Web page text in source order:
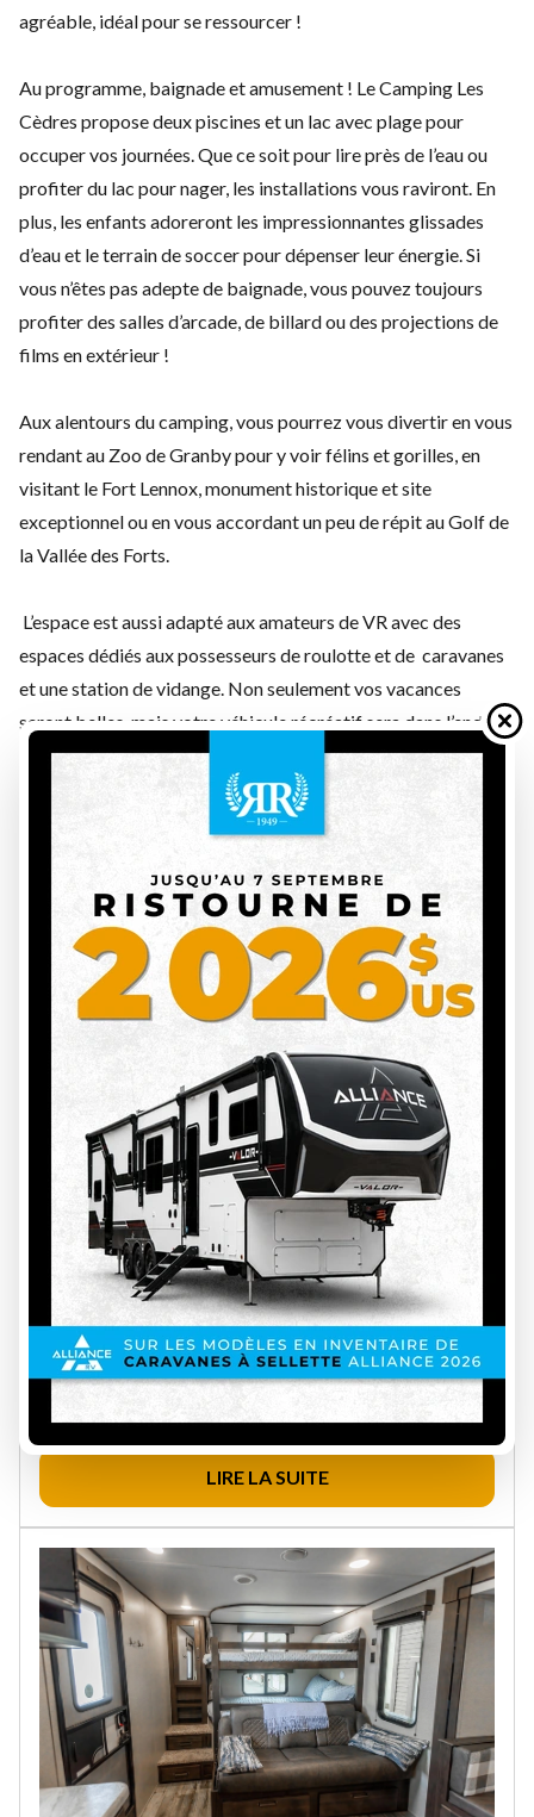
agréable, idéal pour se ressourcer !
Au programme, baignade et amusement ! Le Camping Les
Cèdres propose deux piscines et un lac avec plage pour
occuper vos journées. Que ce soit pour lire près de l’eau ou
profiter du lac pour nager, les installations vous raviront. En
plus, les enfants adoreront les impressionnantes glissades
d’eau et le terrain de soccer pour dépenser leur énergie. Si
vous n’êtes pas adepte de baignade, vous pouvez toujours
profiter des salles d’arcade, de billard ou des projections de
films en extérieur !
Aux alentours du camping, vous pourrez vous divertir en vous
rendant au Zoo de Granby pour y voir félins et gorilles, en
visitant le Fort Lennox, monument historique et site
exceptionnel ou en vous accordant un peu de répit au Golf de
la Vallée des Forts.
L’espace est aussi adapté aux amateurs de VR avec des
espaces dédiés aux possesseurs de roulotte et de caravanes
et une station de vidange. Non seulement vos vacances
seront belles, mais votre véhicule récréatif sera dans l’endroit
idéal pour passer l’été !
LES 10 ERREURS LES
PLUS FRÉQUENTES
DES NOUVEAUX
PROPRIÉTAIRES DE
ROULOTTE (ET
COMMENT LES
ÉVITER)
LIRE LA SUITE